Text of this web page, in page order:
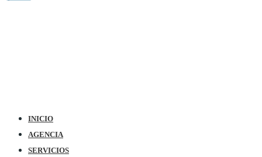
INICIO
AGENCIA
SERVICIOS